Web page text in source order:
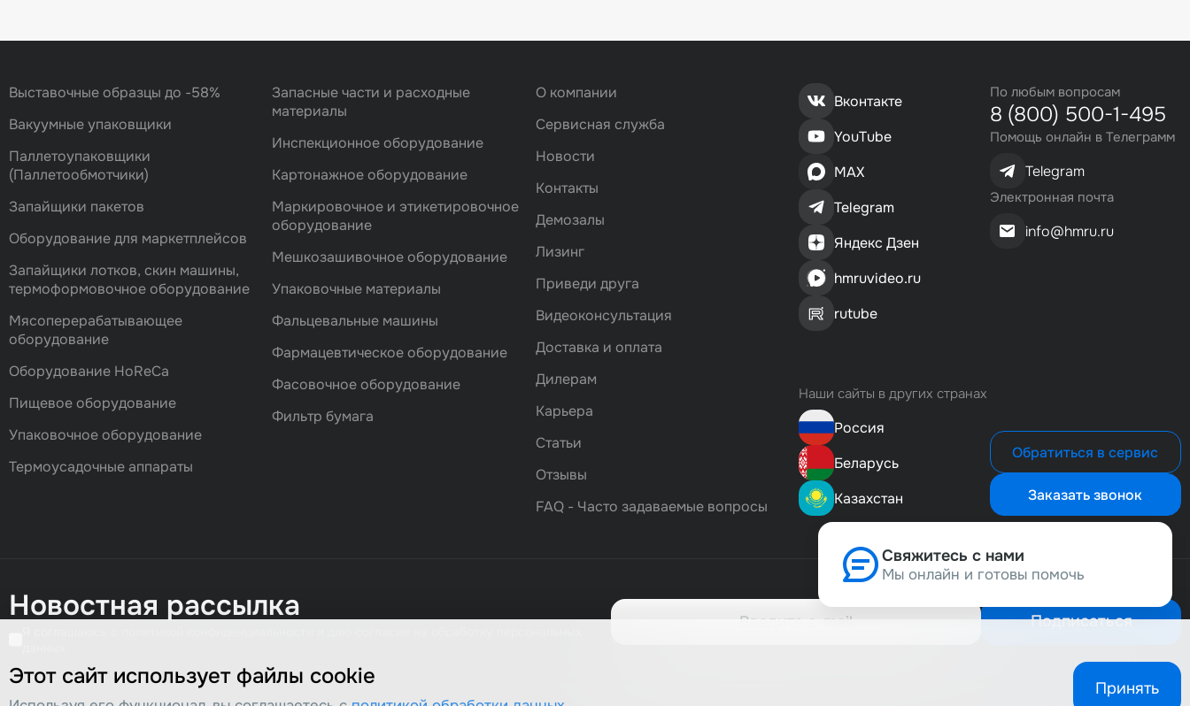
Выставочные образцы до -58%
Вакуумные упаковщики
Паллетоупаковщики
(Паллетообмотчики)
Запайщики пакетов
Оборудование для маркетплейсов
Запайщики лотков, скин машины,
термоформовочное оборудование
Мясоперерабатывающее
оборудование
Оборудование HoReCa
Пищевое оборудование
Упаковочное оборудование
Термоусадочные аппараты
Запасные части и расходные
материалы
Инспекционное оборудование
Картонажное оборудование
Маркировочное и этикетировочное
оборудование
Мешкозашивочное оборудование
Упаковочные материалы
Фальцевальные машины
Фармацевтическое оборудование
Фасовочноe оборудование
Фильтр бумага
О компании
Сервисная служба
Новости
Контакты
Демозалы
Лизинг
Приведи друга
Видеоконсультация
Доставка и оплата
Дилерам
Карьера
Статьи
Отзывы
FAQ - Часто задаваемые вопросы
Вконтакте
YouTube
MAX
Telegram
Яндекс Дзен
hmruvideo.ru
rutube
Наши сайты в других странах
Россия
Беларусь
Казахстан
По любым вопросам
8 (800) 500-1-495
Помощь онлайн в Телеграмм
Telegram
Электронная почта
info@hmru.ru
Обратиться в сервис
Заказать звонок
Новостная рассылка Подписаться
Свяжитесь с нами
Мы онлайн и готовы помочь
8 (800) 500-1-495
Этот сайт использует файлы cookie Принять